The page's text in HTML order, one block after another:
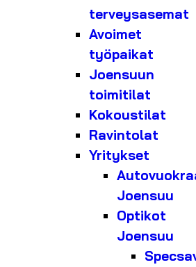
terveysasemat
Avoimet
työpaikat
Joensuun
toimitilat
Kokoustilat
Ravintolat
Yritykset
Joensuu
Optikot
Joensuu